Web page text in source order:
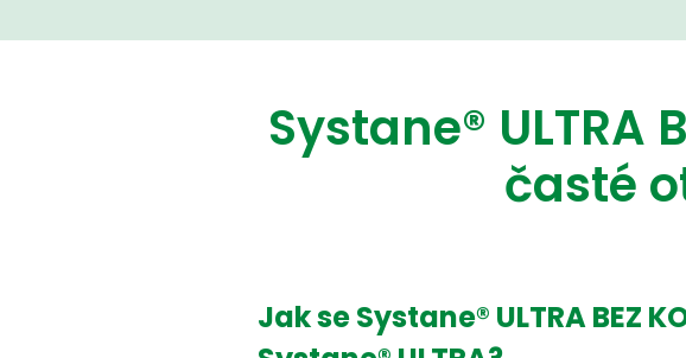
Systane® ULTRA
časté
Jak se Systane® ULTRA BEZ